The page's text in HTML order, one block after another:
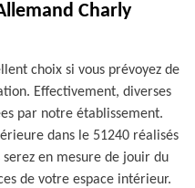
Charly
choix si vous prévoyez de
Effectivement, diverses
par notre établissement.
dans le 51240 réalisés
en mesure de jouir du
de votre espace intérieur.